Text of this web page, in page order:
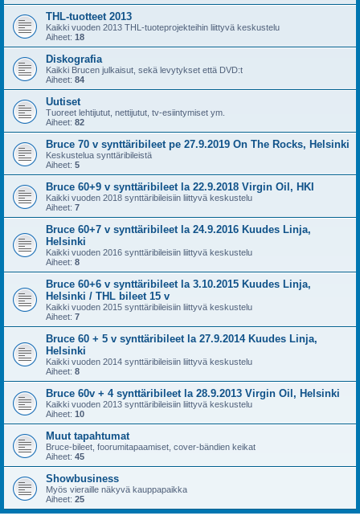
THL-tuotteet 2013
Kaikki vuoden 2013 THL-tuoteprojekteihin liittyvä keskustelu
Aiheet: 18
Diskografia
Kaikki Brucen julkaisut, sekä levytykset että DVD:t
Aiheet: 84
Uutiset
Tuoreet lehtijutut, nettijutut, tv-esiintymiset ym.
Aiheet: 82
Bruce 70 v synttäribileet pe 27.9.2019 On The Rocks, Helsinki
Keskustelua synttäribileistä
Aiheet: 5
Bruce 60+9 v synttäribileet la 22.9.2018 Virgin Oil, HKI
Kaikki vuoden 2018 synttäribileisiin liittyvä keskustelu
Aiheet: 7
Bruce 60+7 v synttäribileet la 24.9.2016 Kuudes Linja,
Helsinki
Kaikki vuoden 2016 synttäribileisiin liittyvä keskustelu
Aiheet: 8
Bruce 60+6 v synttäribileet la 3.10.2015 Kuudes Linja,
Helsinki / THL bileet 15 v
Kaikki vuoden 2015 synttäribileisiin liittyvä keskustelu
Aiheet: 7
Bruce 60 + 5 v synttäribileet la 27.9.2014 Kuudes Linja,
Helsinki
Kaikki vuoden 2014 synttäribileisiin liittyvä keskustelu
Aiheet: 8
Bruce 60v + 4 synttäribileet la 28.9.2013 Virgin Oil, Helsinki
Kaikki vuoden 2013 synttäribileisiin liittyvä keskustelu
Aiheet: 10
Muut tapahtumat
Bruce-bileet, foorumitapaamiset, cover-bändien keikat
Aiheet: 45
Showbusiness
Myös vieraille näkyvä kauppapaikka
Aiheet: 25